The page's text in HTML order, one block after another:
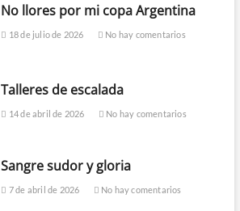
No llores por mi copa Argentina
18 de julio de 2026 No hay comentarios
Talleres de escalada
14 de abril de 2026 No hay comentarios
Sangre sudor y gloria
7 de abril de 2026 No hay comentarios